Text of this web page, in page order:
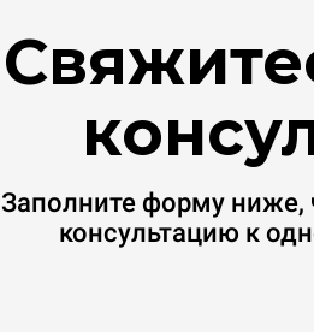
Заполните форму ниже,
консультацию к